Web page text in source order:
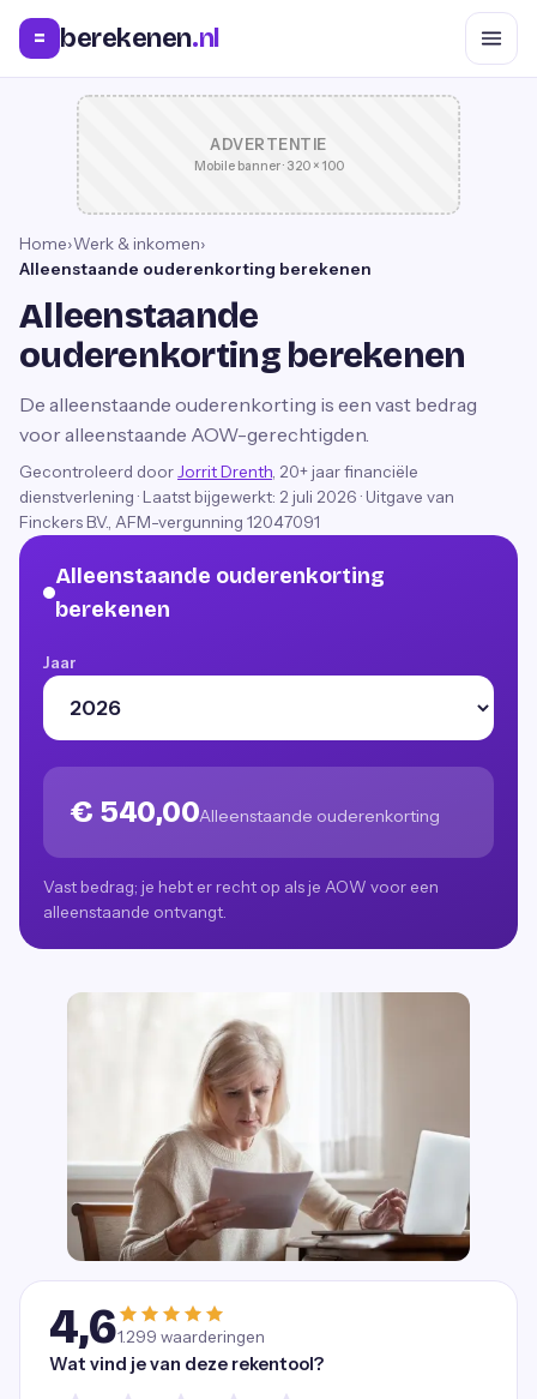
= berekenen.nl
ADVERTENTIE
Mobile banner · 320 × 100
Home›Werk & inkomen›
Alleenstaande ouderenkorting berekenen
Alleenstaande
ouderenkorting berekenen
De alleenstaande ouderenkorting is een vast bedrag
voor alleenstaande AOW-gerechtigden.
Gecontroleerd door Jorrit Drenth , 20+ jaar financiële
dienstverlening · Laatst bijgewerkt: 2 juli 2026 · Uitgave van
Finckers B.V., AFM-vergunning 12047091
Alleenstaande ouderenkorting
berekenen
Jaar
€ 540,00Alleenstaande ouderenkorting
Vast bedrag; je hebt er recht op als je AOW voor een
alleenstaande ontvangt.
4,61.299 waarderingen
Wat vind je van deze rekentool?